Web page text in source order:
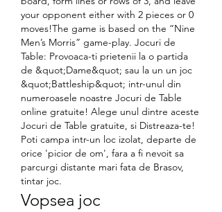
your opponent either with 2 pieces or 0
moves!The game is based on the “Nine
Men’s Morris” game-play. Jocuri de
Table: Provoaca-ti prietenii la o partida
de &quot;Dame&quot; sau la un un joc
&quot;Battleship&quot; intr-unul din
numeroasele noastre Jocuri de Table
online gratuite! Alege unul dintre aceste
Jocuri de Table gratuite, si Distreaza-te!
Poti campa intr-un loc izolat, departe de
orice 'picior de om', fara a fi nevoit sa
parcurgi distante mari fata de Brasov,
tintar joc.
Vopsea joc